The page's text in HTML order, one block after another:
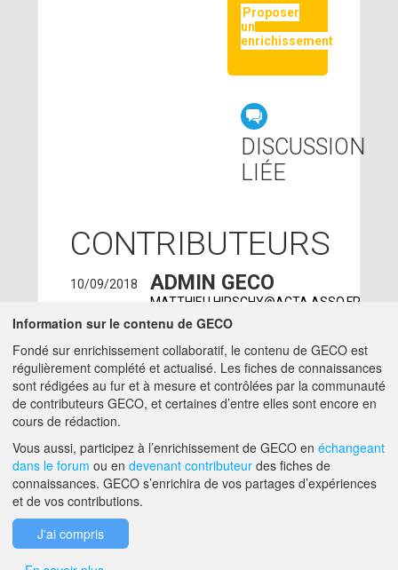
Proposer
un
enrichissement
DISCUSSION
LIÉE
CONTRIBUTEURS
10/09/2018 ADMIN GECO
MATTHIEU.HIRSCHY@ACTA.ASSO.FR
SUZANNE
BLOCAILLE- ACTA
charge-etude -
SUZANNE.BLOCAILLE@ACTA.ASSO.FR
A PROPOS DE GECO AIDE
F.A.Q.
Information sur le contenu de GECO
Fondé sur enrichissement collaboratif, le contenu de GECO est
régulièrement complété et actualisé. Les fiches de connaissances
sont rédigées au fur et à mesure et contrôlées par la communauté
de contributeurs GECO, et certaines d’entre elles sont encore en
cours de rédaction.
Vous aussi, participez à l’enrichissement de GECO en échangeant
dans le forum ou en devenant contributeur des fiches de
connaissances. GECO s’enrichira de vos partages d’expériences
et de vos contributions.
J'ai compris